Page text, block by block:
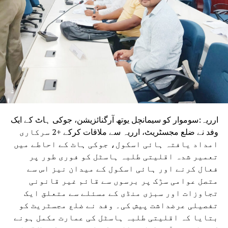
روک سکے۔
مسٹر کشور نے کہا کہ بہار کو ایک ایسے اچھے اور اہل وزیر
اعلیٰ کی ضرورت ہے جو معیاری تعلیم فراہم کرے، روزگار کے
مواقع پیدا کرے اور بہاریوں کے وقار کو بحال کرے۔انہوں نے
کسی متبادل لیڈر کا نام لیے بغیر کہا کہ ان کی مخالفت کسی
فرد یا پارٹی سے نہیں بلکہ’’کمزور قیادت‘‘سے ہے۔ وزیر اعلیٰ
مسٹر چودھری کا نام لیے بغیر ان کی طرف اشارہ کرتے ہوئے
انہوں نے الزام لگایا کہ ان سے لوگ اچھی طرح واقف ہیں اور
گا۔
ارریہ:سوموار کو سیمانچل یوتھ آرگنائزیشن، جوکی ہاٹ کے ایک
وفد نے ضلع مجسٹریٹ، ارریہ سے ملاقات کرکے +2 سرکاری
امداد یافتہ ہائی اسکول، جوکی ہاٹ کے احاطے میں
تعمیر شدہ اقلیتی طلبہ ہاسٹل کو فوری طور پر
فعال کرنے اور ہائی اسکول کے میدان نیز اس سے
متصل عوامی سڑک پر برسوں سے قائم غیر قانونی
تجاوزات اور سبزی منڈی کے مسئلے سے متعلق ایک
تفصیلی عرضداشت پیش کی۔ وفد نے ضلع مجسٹریٹ کو
بتایا کہ اقلیتی طلبہ ہاسٹل کی عمارت مکمل ہونے